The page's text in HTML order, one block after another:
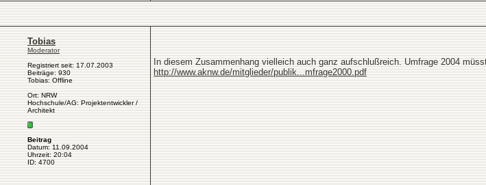
Tobias
Moderator
Registriert seit: 17.07.2003
Beiträge: 930
Tobias: Offline
Ort: NRW
Hochschule/AG: Projektentwickler /
Architekt
Beitrag
Datum: 11.09.2004
Uhrzeit: 20:04
ID: 4700
In diesem Zusammenhang vielleich auch ganz aufschlußreich. Umfrage 2004
http://www.aknw.de/mitglieder/publik...mfrage2000.pdf